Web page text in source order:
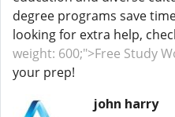
degree programs save
looking for extra help,
weight: 600;">Free Study
your prep!
john harry